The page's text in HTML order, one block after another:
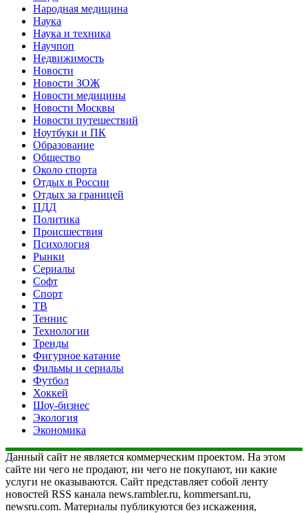
Народная медицина
Наука
Наука и техника
Научпоп
Недвижимость
Новости
Новости ЗОЖ
Новости медицины
Новости Москвы
Новости путешествий
Ноутбуки и ПК
Образование
Общество
Около спорта
Отдых в России
Отдых за границей
ПДД
Политика
Происшествия
Психология
Рынки
Сериалы
Софт
Спорт
ТВ
Теннис
Технологии
Тренды
Фигурное катание
Фильмы и сериалы
Футбол
Хоккей
Шоу-бизнес
Экология
Экономика
Данный сайт не является коммерческим проектом. На этом
сайте ни чего не продают, ни чего не покупают, ни какие
услуги не оказываются. Сайт представляет собой ленту
новостей RSS канала news.rambler.ru, kommersant.ru,
newsru.com. Материалы публикуются без искажения,